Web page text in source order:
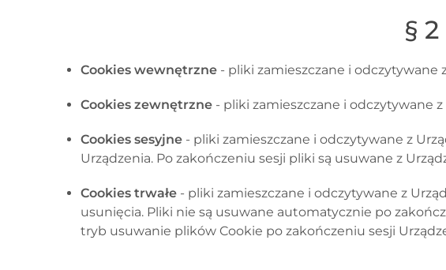
§
Cookies wewnętrzne - pliki zamieszczane i
Cookies zewnętrzne - pliki zamieszczane i odczytywane
Cookies sesyjne - pliki zamieszczane i odczytywane z
Urządzenia. Po zakończeniu sesji pliki są usuwane z
Cookies trwałe - pliki zamieszczane i odczytywane z
usunięcia. Pliki nie są usuwane automatycznie po
tryb usuwanie plików Cookie po zakończeniu sesji